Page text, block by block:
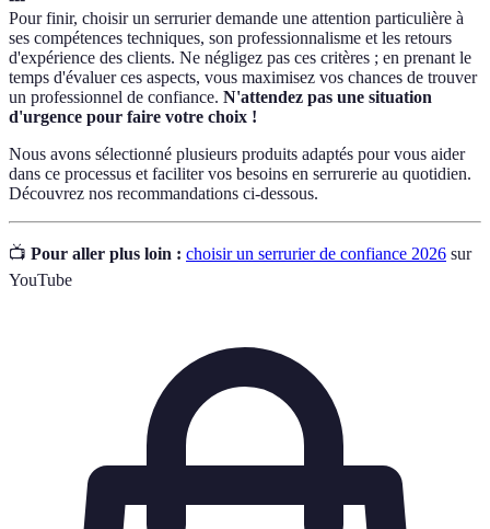
Pour finir, choisir un serrurier demande une attention particulière à
ses compétences techniques, son professionnalisme et les retours
d'expérience des clients. Ne négligez pas ces critères ; en prenant le
temps d'évaluer ces aspects, vous maximisez vos chances de trouver
un professionnel de confiance. N'attendez pas une situation
d'urgence pour faire votre choix !
Nous avons sélectionné plusieurs produits adaptés pour vous aider
dans ce processus et faciliter vos besoins en serrurerie au quotidien.
Découvrez nos recommandations ci-dessous.
📺 Pour aller plus loin : choisir un serrurier de confiance 2026 sur
YouTube